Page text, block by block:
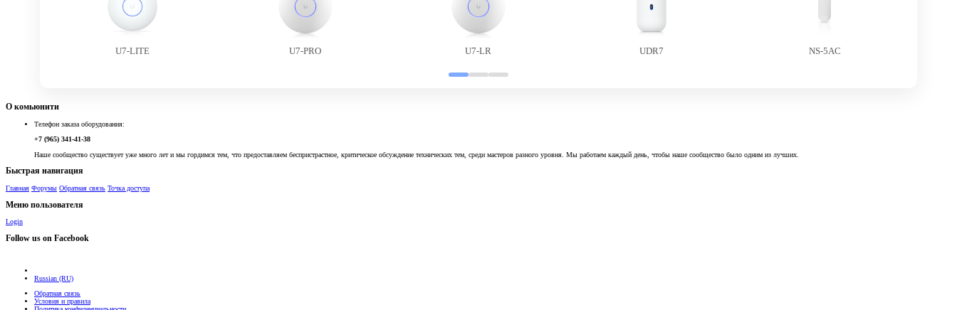
U7-LITE U7-PRO U7-LR UDR7 NS-5AC
О комьюнити
Телефон заказа оборудования:
+7 (965) 341-41-38
Наше сообщество существует уже много лет и мы гордимся тем, что предоставляем беспристрастное, критическое обсуждение технических тем, среди мастеров разного уровня. Мы работаем каждый день, чтобы наше сообщество было одним из лучших.
Быстрая навигация
Главная Форумы Обратная связь Точка доступа
Меню пользователя
Login
Follow us on Facebook
Russian (RU)
Обратная связь
Условия и правила